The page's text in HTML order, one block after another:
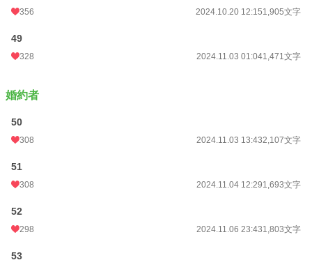
356 2024.10.20 12:151,905文字
49
328 2024.11.03 01:041,471文字
婚約者
50
308 2024.11.03 13:432,107文字
51
308 2024.11.04 12:291,693文字
52
298 2024.11.06 23:431,803文字
53